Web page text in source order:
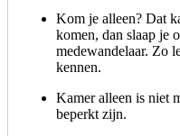
Kom je alleen? Dat
komen, dan slaap je
medewandelaar. Zo
kennen.
Kamer alleen is niet
beperkt zijn.